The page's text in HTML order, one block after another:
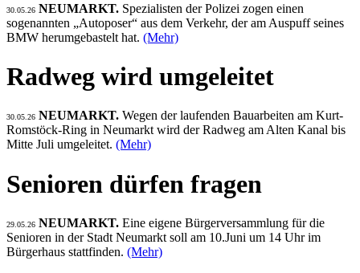
30.05.26 NEUMARKT. Spezialisten der Polizei zogen einen
sogenannten „Autoposer“ aus dem Verkehr, der am Auspuff seines
BMW herumgebastelt hat. (Mehr)
Radweg wird umgeleitet
30.05.26 NEUMARKT. Wegen der laufenden Bauarbeiten am Kurt-
Romstöck-Ring in Neumarkt wird der Radweg am Alten Kanal bis
Mitte Juli umgeleitet. (Mehr)
Senioren dürfen fragen
29.05.26 NEUMARKT. Eine eigene Bürgerversammlung für die
Senioren in der Stadt Neumarkt soll am 10.Juni um 14 Uhr im
Bürgerhaus stattfinden. (Mehr)